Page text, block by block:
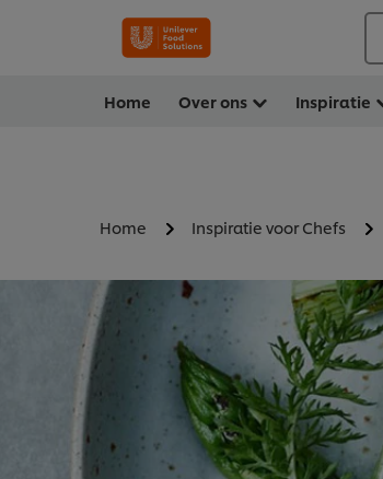
Home Over ons Inspiratie
Home Inspiratie voor Chefs